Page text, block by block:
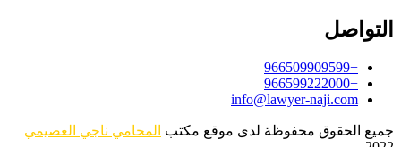
التواصل
+966509909599
+966599222000
info@lawyer-naji.com
جميع الحقوق محفوظة لدى موقع مكتب المحامي ناجي العصيمي